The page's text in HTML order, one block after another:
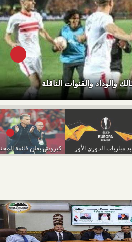
والوداد والقنوات الناقلة
مواعيد مباريات الدوري الأوربي..برشلونة وجالاطة سراي